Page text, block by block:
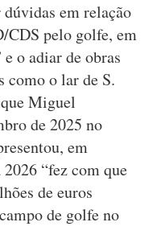
dúvidas em relação
CDS pelo golfe, em
o adiar de obras
como o lar de S.
Miguel
de 2025 no
em
“fez com que
de euros
de golfe no